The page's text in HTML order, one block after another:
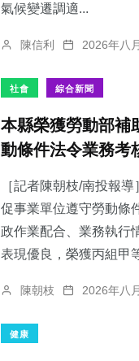
氣候變遷調適...
陳信利 2026年八
社會 綜合新聞
本縣榮獲勞動部補
動條件法令業務考
［記者陳朝枝/南投報
促事業單位遵守勞動條
政作業配合、業務執行
表現優良，榮獲丙組甲
陳朝枝 2026年八
健康